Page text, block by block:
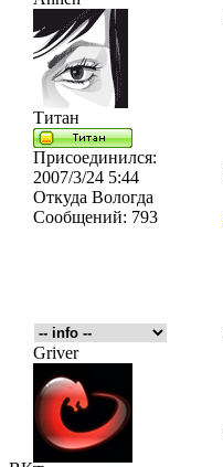
Титан
Присоединился:
2007/3/24 5:44
Откуда Вологда
Сообщений: 793
Griver